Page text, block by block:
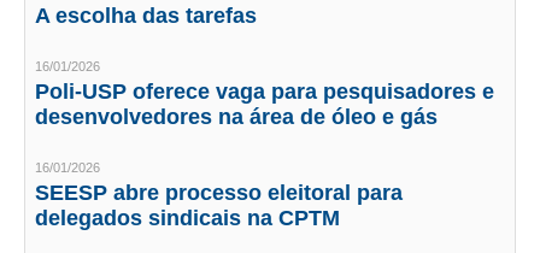
ACORDOS, CONVENÇÕES E DISSÍDIOS
CONTRIBUIÇÕES
CONTRIBUIÇÃO ASSISTENCIAL
CONTRIBUIÇÃO SINDICAL URBANA
A escolha das tarefas
16/01/2026
Poli-USP oferece vaga para pesquisadores e
desenvolvedores na área de óleo e gás
16/01/2026
SEESP abre processo eleitoral para
delegados sindicais na CPTM